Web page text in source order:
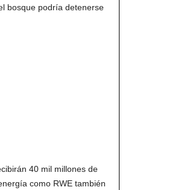
bosque podría detenerse
40 mil millones de
como RWE también